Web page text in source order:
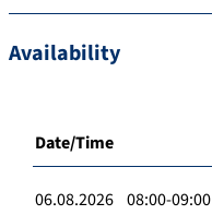
Availability
Date/Time
06.08.2026 08:00-09:00